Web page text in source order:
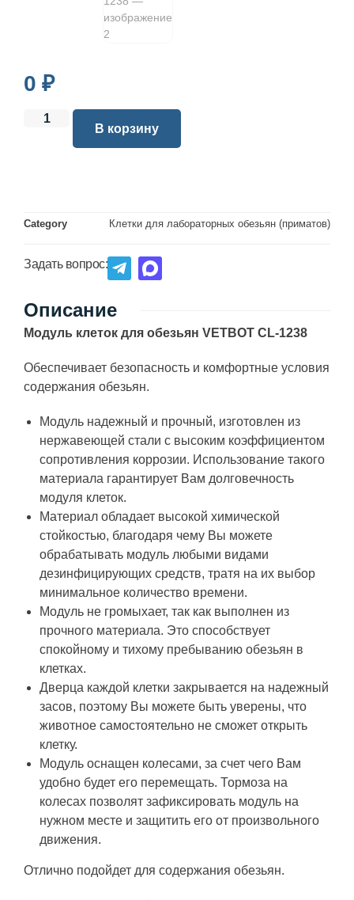
0 ₽
В корзину
Category Клетки для лабораторных обезьян (приматов)
Задать вопрос:
Описание
Модуль клеток для обезьян VETBOT CL-1238
Обеспечивает безопасность и комфортные условия
содержания обезьян.
Модуль надежный и прочный, изготовлен из
нержавеющей стали с высоким коэффициентом
сопротивления коррозии. Использование такого
материала гарантирует Вам долговечность
модуля клеток.
Материал обладает высокой химической
стойкостью, благодаря чему Вы можете
обрабатывать модуль любыми видами
дезинфицирующих средств, тратя на их выбор
минимальное количество времени.
Модуль не громыхает, так как выполнен из
прочного материала. Это способствует
спокойному и тихому пребыванию обезьян в
клетках.
Дверца каждой клетки закрывается на надежный
засов, поэтому Вы можете быть уверены, что
животное самостоятельно не сможет открыть
клетку.
Модуль оснащен колесами, за счет чего Вам
удобно будет его перемещать. Тормоза на
колесах позволят зафиксировать модуль на
нужном месте и защитить его от произвольного
движения.
Отлично подойдет для содержания обезьян.